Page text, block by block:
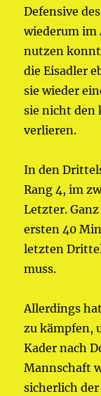
Defensive
wiederum im
nutzen
die Eisadler
sie wieder
sie nicht den
verlieren.
In den
Rang 4, im
Letzter.
ersten 40
letzten
muss.
Allerdings
zu kämpfen,
Kader nach
Mannschaft
sicherlich